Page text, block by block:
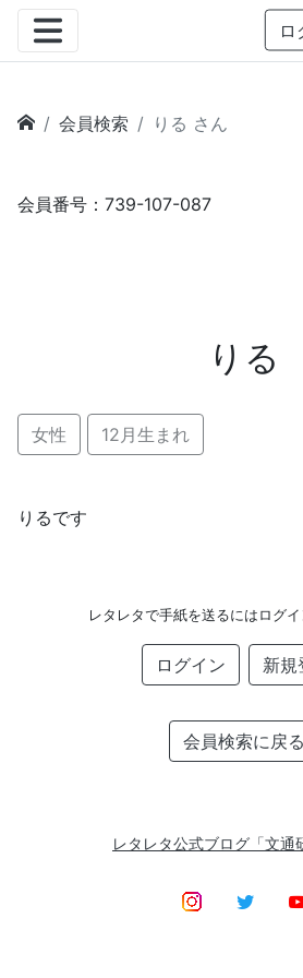
ロ
会員検索 りる さん
会員番号：739-107-087
りる
女性 12月生まれ
りるです
レタレタで手紙を送るにはログイ
ログイン 新規
会員検索に戻る
レタレタ公式ブログ「文通